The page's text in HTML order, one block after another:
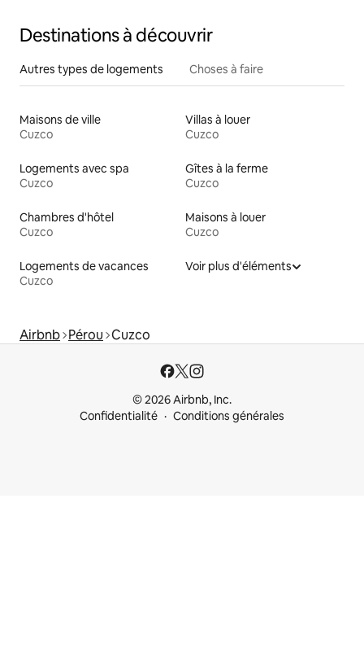
Destinations à découvrir
Autres types de logements Choses à faire
Maisons de ville
Cuzco
Villas à louer
Cuzco
Logements avec spa
Cuzco
Gîtes à la ferme
Cuzco
Chambres d'hôtel
Cuzco
Maisons à louer
Cuzco
Logements de vacances
Cuzco
Voir plus d'éléments
Airbnb Pérou Cuzco
© 2026 Airbnb, Inc.
Confidentialité
Conditions générales